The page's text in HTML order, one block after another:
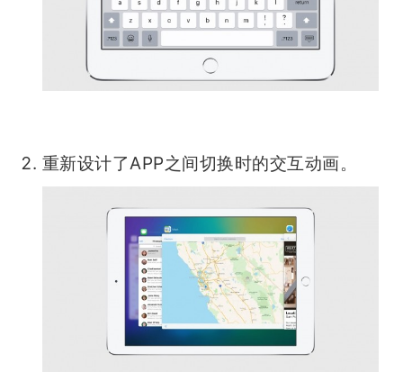
重新设计了APP之间切换时的交互动画。